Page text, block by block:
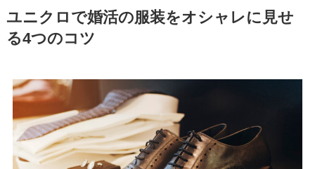
ユニクロで婚活の服装をオシャレに見せ
る4つのコツ